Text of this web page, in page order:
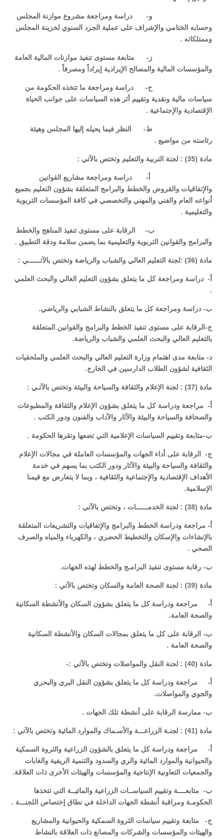
‌و- دراسة ومراجعة مشروع موازنة المجلس
وحسابه الختامي والإشراف على عملية الجرد السنوي لخزينة المجلس
وممتلكاته .
‌ز- متابعة مستوى تنفيذ موازنات المالية العامة
والمؤسسات المالية والمصالح الإيرادية إيراداً ومصرفاً .
‌ح- دراسة ومراجعة ما تتخذه الحكومة من
سياسات مالية ونقدية وتقييم أثر هذه السياسات على جوانب الحياة
الإقتصادية والإجتماعية .
‌ط- النظر فيما يحيله إليها المجلس وهيئة
رئاسته من مواضيع .
مادة (35) : لجنة التربية والتعليم وتختص بالآتي :
‌أ- دراسة ومراجعة مشاريع القوانين
والإتفاقيات والقروض والخطط والبرامج المتعلقة بشؤون التعليم بجميع
أنواعه العام والفني والمهني والتخصصي في كافة المؤسسات التربوية
والتعليمية .
‌ب- الرقابة على مستوى تنفيذ المناهج والخطط
والبرامج والقوانين التربوية والتعليمية بما يضمن سلامة ودقة التطبيق .
مادة (36) :لجنة التعليم العالي والشباب والرياضة وتختص بالآتــــــي :
‌أ- دراسة ومراجعة كل ما يتعلق بشؤون التعليم العالي والبحث العلمي
.
‌ب- دراسة ومراجعة كل ما يتعلق بالنشاط الشبابي والرياضي.
‌ج-الرقابة على مستوى تنفيذ الخطط والبرامج والقوانين المتعلقة
بالتعليم العالي والبحث العلمي والشباب والرياضة.
‌د- متابعة مدى اهتمام وزارة التعليم العالي والبحث العلمي والملحقيات
الثقافية لشؤون الطلاب الدارسين في الخارج.
مادة (37) : لجنة الإعلام والثقافة والسياحة والبيئة وتختص بالآتـي :
‌أ- مراجعة ودراسة كل ما يتعلق بشؤون الإعلام والثقافة والمطبوعات
والصحافة والسياحة والبيئة والآثار والآداب والفنون ودور الكتب .
‌ب-متابعة وتقييم السياسات الإعلامية التي تضعها وتقرها الحكومة .
‌ج- الرقابة على أداء الجهات والمؤسسات العاملة في مجالات الإعلام
والثقافة والسياحة والبيئة والآثار ودور الكتب بما يسهم في خدمة
الأهداف الإقتصادية والإجتماعية والثقافية ، وبما لا يتعارض مع قيمنا
الإسلامية.
مادة (38) : لجنة الخدمــــــات ، وتختص بالآتي :
‌أ- مراجعة ودراسة الخطط والبرامج والإتفاقيات والتشريعات المتعلقة
بالإنشاءات والإسكان والتخطيط الحضري ، والكهرباء والمياه والصرف
الصحي .
‌ب- رقابة مستوى تنفيذ البرامـج والخطط لهذه الجهات.
مادة (39) : لجنة الصحة العامة والسكان وتختص بالآتي :
‌أ- مراجعة ودراسة كل ما يتعلق بشؤون السكان والأنشطة السكانية
والصحة العامة.
‌ب- الرقابة على كل ما يتعلق بمجالات السكان والأنشطة السكانية
والصحة العامة .
مادة (40) : لجنة النقل والمواصلات وتختص بالآتي :-
‌أ- مراجعة ودراسة كل ما يتعلق بشؤون النقل البري والبحري
والجوي والمواصلات.
‌ب- ممارسة الرقابة على أنشطة تلك الجهات .
مادة (41) : لجنـة الزراعـــة والأسـماك والموارد المائية وتختص بالآتي :
‌أ- مراجعة ودراسة كل ما يتعلق بالشؤون الزراعية والثروة السمكية
والحيوانية والموارد المائية والري والسدود والتنمية الريفية والغابات
والجمعيات التعاونية الإنتاجية والمؤسسات والهيئات الأخرى ذات العلاقة.
‌ب- متابعــــة وتقييم السياســات الزراعية والمائيــة التي تتخذها
الحكومـة ومراقبة أنشطة الجهات الداخلة في نطاق إختصاص اللجنـــة .
‌ج- متابعة وتقييم سياسات الثروة السمكية والحيوانية والمشاريع
والهيئات والمؤسسات والشركات والمصانع ذات العلاقة بالنشاط